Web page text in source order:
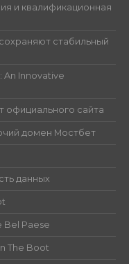
и квалификационная
стабильный
An Innovative
официального сайта
домен Мостбет
данных
Bel Paese
The Boot